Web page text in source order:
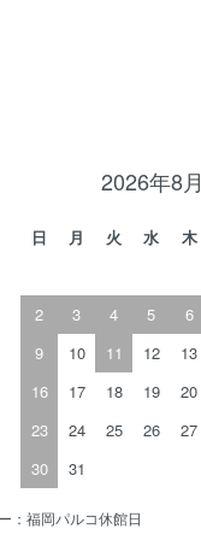
2026年8月
日 月 火 水 木
2
3 4 5 6
9
10 11 12 13
16
17 18 19 20
23
24 25 26 27
30
31
：福岡パルコ休館日